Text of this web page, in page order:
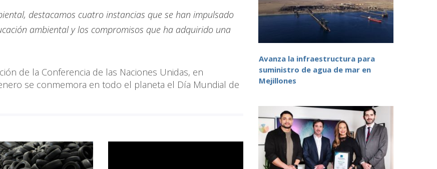
destacamos cuatro instancias que se han impulsado
ambiental y los compromisos que ha adquirido una
de la Conferencia de las Naciones Unidas, en
se conmemora en todo el planeta el Día Mundial de
Avanza la infraestructura para
suministro de agua de mar en
Mejillones